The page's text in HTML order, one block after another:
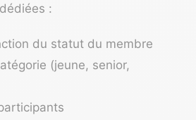
:
du statut du membre
(jeune, senior,